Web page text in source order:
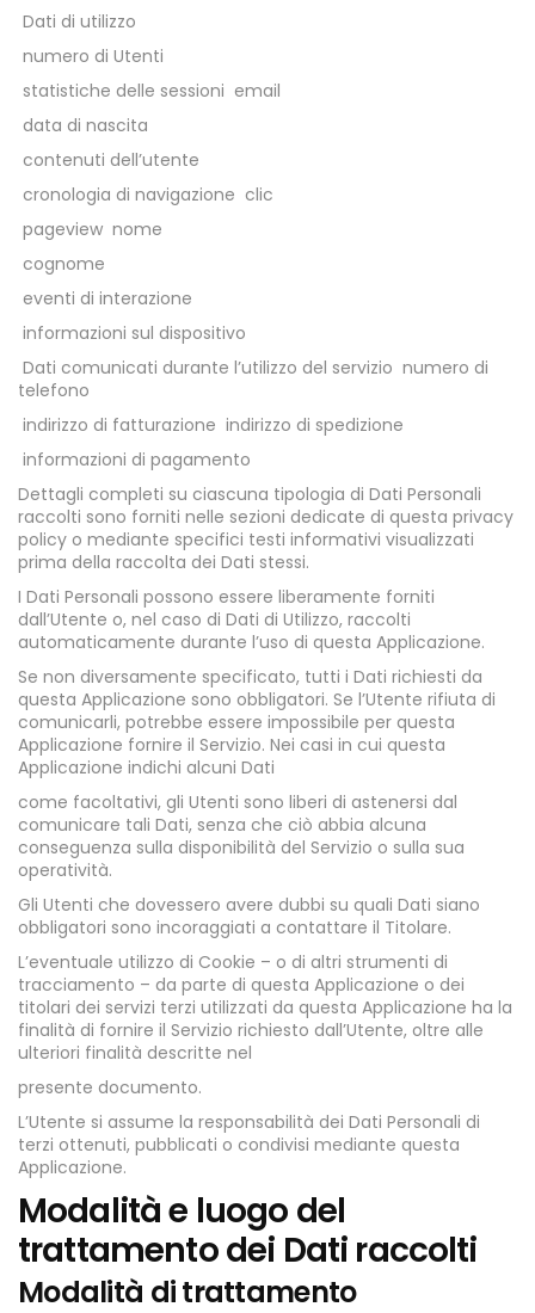
Dati di utilizzo
numero di Utenti
statistiche delle sessioni email
data di nascita
contenuti dell’utente
cronologia di navigazione clic
pageview nome
cognome
eventi di interazione
informazioni sul dispositivo
Dati comunicati durante l’utilizzo del servizio numero di
telefono
indirizzo di fatturazione indirizzo di spedizione
informazioni di pagamento
Dettagli completi su ciascuna tipologia di Dati Personali
raccolti sono forniti nelle sezioni dedicate di questa privacy
policy o mediante specifici testi informativi visualizzati
prima della raccolta dei Dati stessi.
I Dati Personali possono essere liberamente forniti
dall’Utente o, nel caso di Dati di Utilizzo, raccolti
automaticamente durante l’uso di questa Applicazione.
Se non diversamente specificato, tutti i Dati richiesti da
questa Applicazione sono obbligatori. Se l’Utente rifiuta di
comunicarli, potrebbe essere impossibile per questa
Applicazione fornire il Servizio. Nei casi in cui questa
Applicazione indichi alcuni Dati
come facoltativi, gli Utenti sono liberi di astenersi dal
comunicare tali Dati, senza che ciò abbia alcuna
conseguenza sulla disponibilità del Servizio o sulla sua
operatività.
Gli Utenti che dovessero avere dubbi su quali Dati siano
obbligatori sono incoraggiati a contattare il Titolare.
L’eventuale utilizzo di Cookie – o di altri strumenti di
tracciamento – da parte di questa Applicazione o dei
titolari dei servizi terzi utilizzati da questa Applicazione ha la
finalità di fornire il Servizio richiesto dall’Utente, oltre alle
ulteriori finalità descritte nel
presente documento.
L’Utente si assume la responsabilità dei Dati Personali di
terzi ottenuti, pubblicati o condivisi mediante questa
Applicazione.
Modalità e luogo del
trattamento dei Dati raccolti
Modalità di trattamento